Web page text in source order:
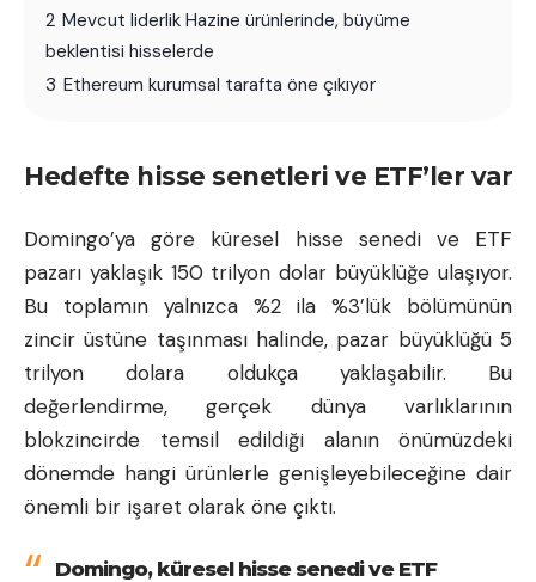
2 Mevcut liderlik Hazine ürünlerinde, büyüme
beklentisi hisselerde
3 Ethereum kurumsal tarafta öne çıkıyor
Hedefte hisse senetleri ve ETF’ler var
Domingo’ya göre küresel hisse senedi ve ETF
pazarı yaklaşık 150 trilyon dolar büyüklüğe ulaşıyor.
Bu toplamın yalnızca %2 ila %3’lük bölümünün
zincir üstüne taşınması halinde, pazar büyüklüğü 5
trilyon dolara oldukça yaklaşabilir. Bu
değerlendirme, gerçek dünya varlıklarının
blokzincirde temsil edildiği alanın önümüzdeki
dönemde hangi ürünlerle genişleyebileceğine dair
önemli bir işaret olarak öne çıktı.
Domingo, küresel hisse senedi ve ETF